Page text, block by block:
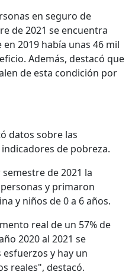
en seguro de
de 2021 se encuentra
2019 había unas 46 mil
Además, destacó que
de esta condición por
datos sobre las
de pobreza.
de 2021 la
y primaron
y niños de 0 a 6 años.
real de un 57% de
2020 al 2021 se
y hay un
reales", destacó.